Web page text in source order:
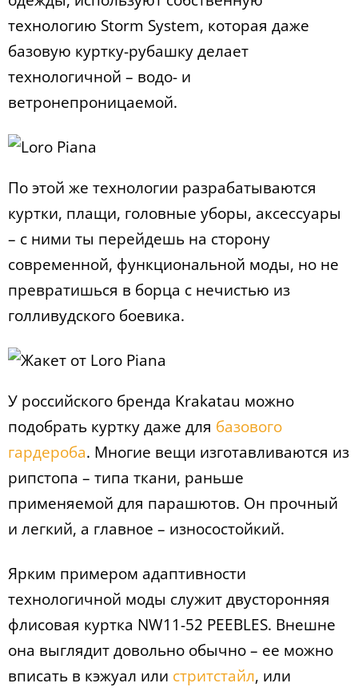
технологию Storm System, которая даже
базовую куртку-рубашку делает
технологичной – водо- и
ветронепроницаемой.
По этой же технологии разрабатываются
куртки, плащи, головные уборы, аксессуары
– с ними ты перейдешь на сторону
современной, функциональной моды, но не
превратишься в борца с нечистью из
голливудского боевика.
У российского бренда Krakatau можно
подобрать куртку даже для базового
гардероба. Многие вещи изготавливаются из
рипстопа – типа ткани, раньше
применяемой для парашютов. Он прочный
и легкий, а главное – износостойкий.
Ярким примером адаптивности
технологичной моды служит двусторонняя
флисовая куртка NW11-52 PEEBLES. Внешне
она выглядит довольно обычно – ее можно
вписать в кэжуал или стритстайл, или